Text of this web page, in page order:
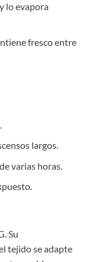
lo evapora
fresco entre
largos.
varias horas.
Su
tejido se adapte